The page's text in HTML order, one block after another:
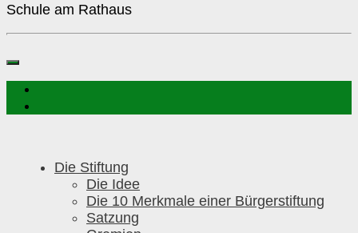
Schule am Rathaus
Die Stiftung
Die Idee
Die 10 Merkmale einer Bürgerstiftung
Satzung